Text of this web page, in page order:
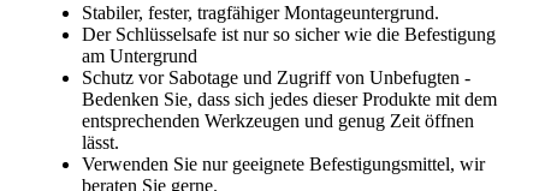
Stabiler, fester, tragfähiger Montageuntergrund.
Der Schlüsselsafe ist nur so sicher wie die Befestigung
am Untergrund
Schutz vor Sabotage und Zugriff von Unbefugten -
Bedenken Sie, dass sich jedes dieser Produkte mit dem
entsprechenden Werkzeugen und genug Zeit öffnen
lässt.
Verwenden Sie nur geeignete Befestigungsmittel, wir
beraten Sie gerne.